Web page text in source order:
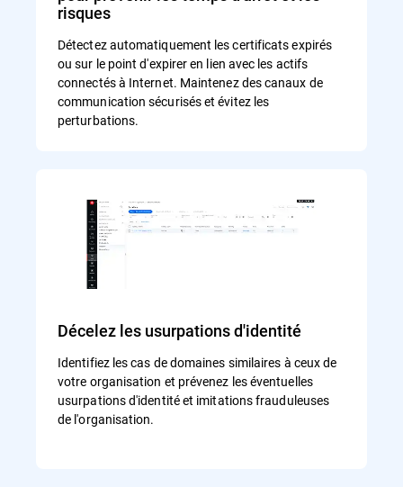
risques
Détectez automatiquement les certificats expirés
ou sur le point d'expirer en lien avec les actifs
connectés à Internet. Maintenez des canaux de
communication sécurisés et évitez les
perturbations.
Décelez les usurpations d'identité
Identifiez les cas de domaines similaires à ceux de
votre organisation et prévenez les éventuelles
usurpations d'identité et imitations frauduleuses
de l'organisation.